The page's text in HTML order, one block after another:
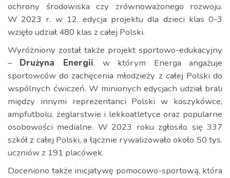
ochrony środowiska czy zrównoważonego rozwoju.
W 2023 r. w 12. edycja projektu dla dzieci klas 0-3
wzięło udział 480 klas z całej Polski.
Wyróżniony został także projekt sportowo-edukacyjny
– Drużyna Energii, w którym Energa angażuje
sportowców do zachęcenia młodzieży z całej Polski do
wspólnych ćwiczeń. W minionych edycjach udział brali
między innymi reprezentanci Polski w koszykówce,
ampfutbolu, żeglarstwie i lekkoatletyce oraz popularne
osobowości medialne. W 2023 roku zgłosiło się 337
szkół z całej Polski, a łącznie rywalizowało około 50 tys.
uczniów z 191 placówek.
Doceniono także inicjatywę pomocowo-sportową, która